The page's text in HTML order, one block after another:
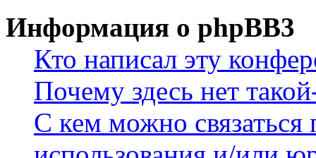
Информация о phpBB3
Кто написал эту
Почему здесь нет
С кем можно связаться